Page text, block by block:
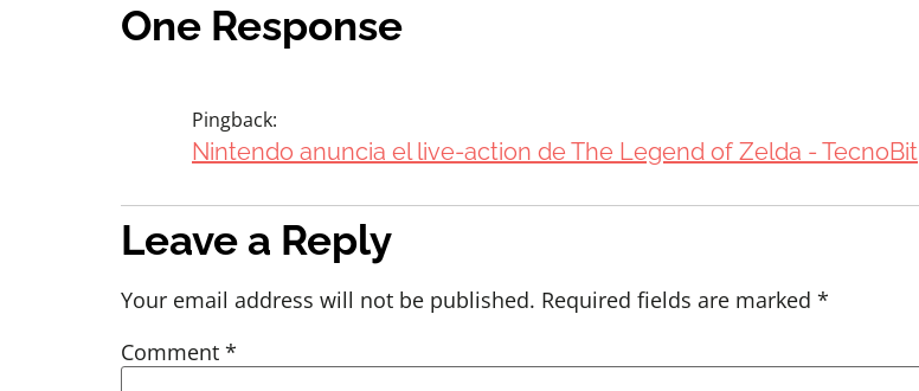
One Response
Pingback:
Nintendo anuncia el live-action de The Legend of Zelda - TecnoBit
Leave a Reply
Your email address will not be published. Required fields are marked *
Comment *